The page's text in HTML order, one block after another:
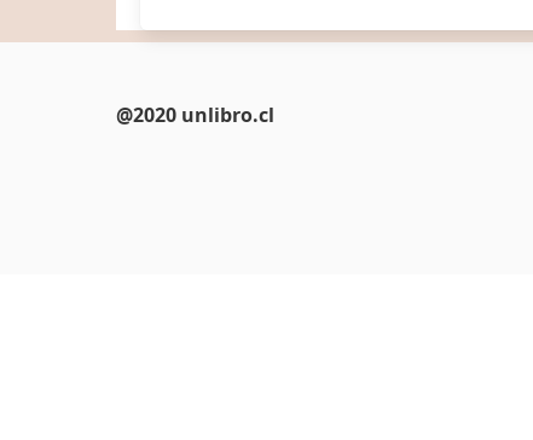
@2020 unlibro.cl